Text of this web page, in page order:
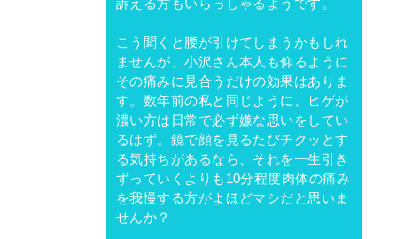
こう聞くと腰が引けてしまうかもしれ
ませんが、小沢さん本人も仰るように
その痛みに見合うだけの効果はありま
す。数年前の私と同じように、ヒゲが
濃い方は日常で必ず嫌な思いをしてい
るはず。鏡で顔を見るたびチクッとす
る気持ちがあるなら、それを一生引き
ずっていくよりも10分程度肉体の痛み
を我慢する方がよほどマシだと思いま
せんか？